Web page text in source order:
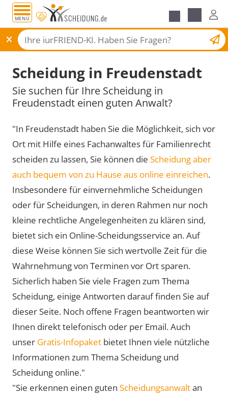
MENÜ
Scheidungsantrag
Scheidung in Freudenstadt
Sie suchen für Ihre Scheidung in
Freudenstadt einen guten Anwalt?
"In Freudenstadt haben Sie die Möglichkeit, sich vor
Ort mit Hilfe eines Fachanwaltes für Familienrecht
scheiden zu lassen, Sie können die Scheidung aber
auch bequem von zu Hause aus online einreichen.
Insbesondere für einvernehmliche Scheidungen
oder für Scheidungen, in deren Rahmen nur noch
kleine rechtliche Angelegenheiten zu klären sind,
bietet sich ein Online-Scheidungsservice an. Auf
diese Weise können Sie sich wertvolle Zeit für die
Wahrnehmung von Terminen vor Ort sparen.
Sicherlich haben Sie viele Fragen zum Thema
Scheidung, einige Antworten darauf finden Sie auf
dieser Seite. Noch offene Fragen beantworten wir
Ihnen direkt telefonisch oder per Email. Auch
unser Gratis-Infopaket bietet Ihnen viele nützliche
Informationen zum Thema Scheidung und
Scheidung online."
"Sie erkennen einen guten Scheidungsanwaltan